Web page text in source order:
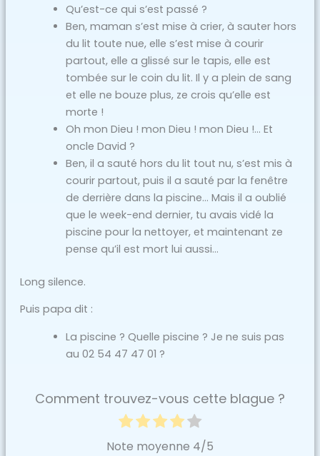
Qu’est-ce qui s’est passé ?
Ben, maman s’est mise à crier, à sauter hors
du lit toute nue, elle s’est mise à courir
partout, elle a glissé sur le tapis, elle est
tombée sur le coin du lit. Il y a plein de sang
et elle ne bouze plus, ze crois qu’elle est
morte !
Oh mon Dieu ! mon Dieu ! mon Dieu !… Et
oncle David ?
Ben, il a sauté hors du lit tout nu, s’est mis à
courir partout, puis il a sauté par la fenêtre
de derrière dans la piscine… Mais il a oublié
que le week-end dernier, tu avais vidé la
piscine pour la nettoyer, et maintenant ze
pense qu’il est mort lui aussi…
Long silence.
Puis papa dit :
La piscine ? Quelle piscine ? Je ne suis pas
au 02 54 47 47 01 ?
Comment trouvez-vous cette blague ?
Note moyenne 4/5